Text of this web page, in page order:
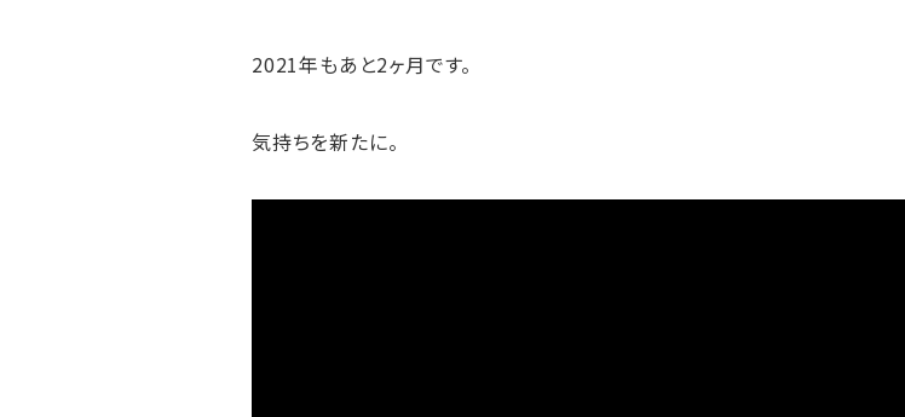
2021年もあと2ヶ月です。
気持ちを新たに。